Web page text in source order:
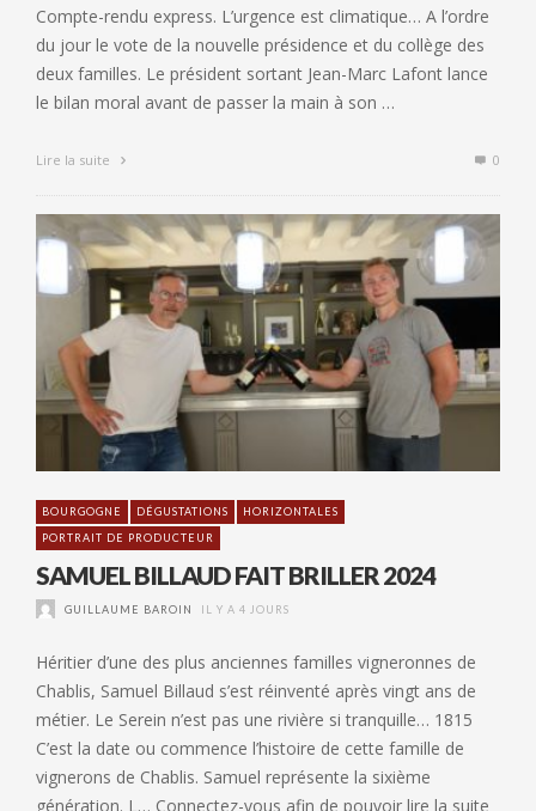
Compte-rendu express. L’urgence est climatique… A l’ordre
du jour le vote de la nouvelle présidence et du collège des
deux familles. Le président sortant Jean-Marc Lafont lance
le bilan moral avant de passer la main à son …
Lire la suite 0
BOURGOGNE DÉGUSTATIONS
HORIZONTALES
PORTRAIT DE PRODUCTEUR
SAMUEL BILLAUD FAIT BRILLER 2024
GUILLAUME BAROIN IL Y A 4 JOURS
Héritier d’une des plus anciennes familles vigneronnes de
Chablis, Samuel Billaud s’est réinventé après vingt ans de
métier. Le Serein n’est pas une rivière si tranquille… 1815
C’est la date ou commence l’histoire de cette famille de
vignerons de Chablis. Samuel représente la sixième
génération. L… Connectez-vous afin de pouvoir lire la suite